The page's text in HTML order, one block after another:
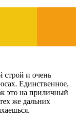
строй и очень
Единственное,
это на приличный
же дальних